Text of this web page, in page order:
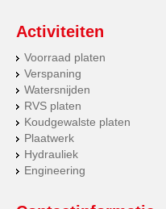
Activiteiten
Voorraad platen
Verspaning
Watersnijden
RVS platen
Koudgewalste platen
Plaatwerk
Hydrauliek
Engineering